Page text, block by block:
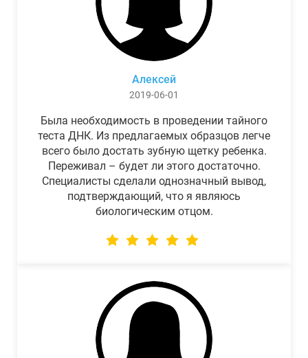
Алексей
2019-06-01
Была необходимость в проведении тайного
теста ДНК. Из предлагаемых образцов легче
всего было достать зубную щетку ребенка.
Переживал – будет ли этого достаточно.
Специалисты сделали однозначный вывод,
подтверждающий, что я являюсь
биологическим отцом.